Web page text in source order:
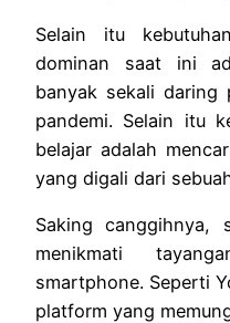
Selain itu
dominan saat ini
banyak sekali daring
pandemi. Selain itu
belajar adalah
yang digali dari
Saking canggihnya,
menikmati
smartphone. Seperti
platform yang